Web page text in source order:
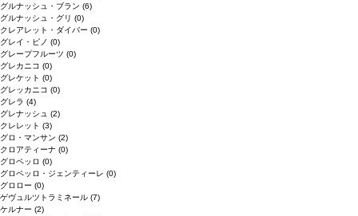
グルナッシュ・ブラン (6)
グルナッシュ・グリ (0)
クレアレット・ダイバー (0)
グレイ・ピノ (0)
グレープフルーツ (0)
グレカニコ (0)
グレケット (0)
グレッカニコ (0)
グレラ (4)
グレナッシュ (2)
クレレット (3)
グロ・マンサン (2)
クロアティーナ (0)
グロペッロ (0)
グロペッロ・ジェンティーレ (0)
グロロー (0)
ゲヴュルツトラミネール (7)
ケルナー (2)